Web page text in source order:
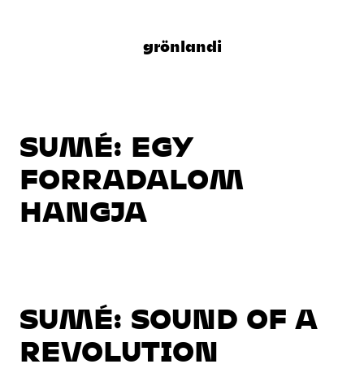
grönlandi
SUMÉ: EGY
FORRADALOM
HANGJA
SUMÉ: SOUND OF A
REVOLUTION